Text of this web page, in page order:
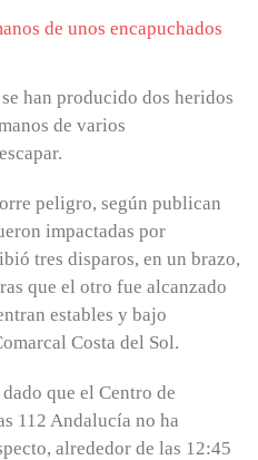
han producido dos heridos
de varios
peligro, según publican
impactadas por
tres disparos, en un brazo,
que el otro fue alcanzado
estables y bajo
Costa del Sol.
que el Centro de
112 Andalucía no ha
alrededor de las 12:45